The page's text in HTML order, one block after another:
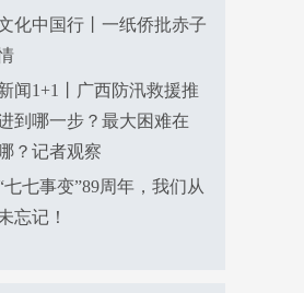
化中国行丨一纸侨批赤子
闻1+1丨广西防汛救援推
到哪一步？最大困难在
？记者观察
七七事变”89周年，我们从
忘记！